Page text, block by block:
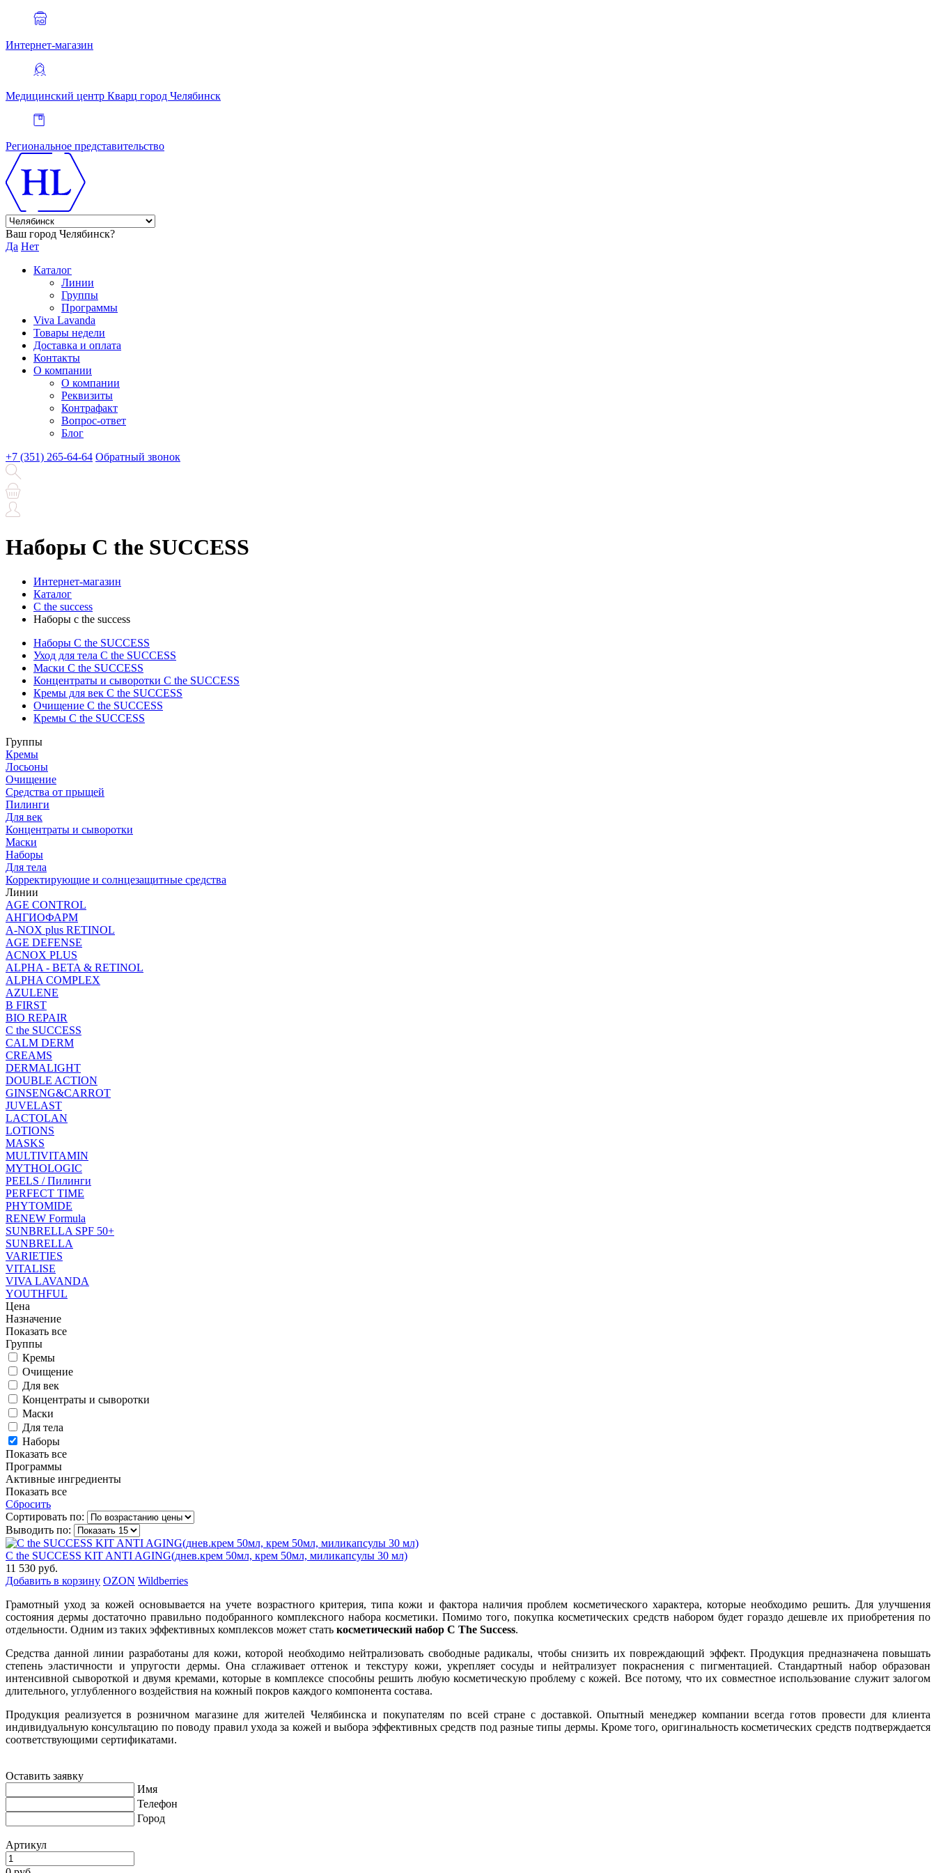
Интернет-магазин
Медицинский центр Кварц город Челябинск
Региональное представительство
Ваш город Челябинск?
Да Нет
Каталог
Линии
Группы
Программы
Viva Lavanda
Товары недели
Доставка и оплата
Контакты
О компании
О компании
Реквизиты
Контрафакт
Вопрос-ответ
Блог
+7 (351) 265-64-64 Обратный звонок
Наборы C the SUCCESS
Интернет-магазин
Каталог
C the success
Наборы c the success
Наборы C the SUCCESS
Уход для тела C the SUCCESS
Маски C the SUCCESS
Концентраты и сыворотки C the SUCCESS
Кремы для век C the SUCCESS
Очищение C the SUCCESS
Кремы C the SUCCESS
Группы
Кремы
Лосьоны
Очищение
Средства от прыщей
Пилинги
Для век
Концентраты и сыворотки
Маски
Наборы
Для тела
Корректирующие и солнцезащитные средства
Линии
AGE CONTROL
АНГИОФАРМ
A-NOX plus RETINOL
AGE DEFENSE
ACNOX PLUS
ALPHA - BETA & RETINOL
ALPHA COMPLEX
AZULENE
B FIRST
BIO REPAIR
C the SUCCESS
CALM DERM
CREAMS
DERMALIGHT
DOUBLE ACTION
GINSENG&CARROT
JUVELAST
LACTOLAN
LOTIONS
MASKS
MULTIVITAMIN
MYTHOLOGIC
PEELS / Пилинги
PERFECT TIME
PHYTOMIDE
RENEW Formula
SUNBRELLA SPF 50+
SUNBRELLA
VARIETIES
VITALISE
VIVA LAVANDA
YOUTHFUL
Цена
Назначение
Показать все
Группы
Кремы
Очищение
Для век
Концентраты и сыворотки
Маски
Для тела
Наборы
Показать все
Программы
Активные ингредиенты
Показать все
Сбросить
Сортировать по:
Выводить по:
C the SUCCESS KIT ANTI AGING(днев.крем 50мл, крем 50мл, миликапсулы 30 мл)
11 530 руб.
Добавить в корзину OZON Wildberries
Грамотный уход за кожей основывается на учете возрастного критерия, типа кожи и фактора наличия проблем косметического характера, которые необходимо решить. Для улучшения
состояния дермы достаточно правильно подобранного комплексного набора косметики. Помимо того, покупка косметических средств набором будет гораздо дешевле их приобретения по
отдельности. Одним из таких эффективных комплексов может стать косметический набор C The Success.
Средства данной линии разработаны для кожи, которой необходимо нейтрализовать свободные радикалы, чтобы снизить их повреждающий эффект. Продукция предназначена повышать
степень эластичности и упругости дермы. Она сглаживает оттенок и текстуру кожи, укрепляет сосуды и нейтрализует покраснения с пигментацией. Стандартный набор образован
интенсивной сывороткой и двумя кремами, которые в комплексе способны решить любую косметическую проблему с кожей. Все потому, что их совместное использование служит залогом
длительного, углубленного воздействия на кожный покров каждого компонента состава.
Продукция реализуется в розничном магазине для жителей Челябинска и покупателям по всей стране с доставкой. Опытный менеджер компании всегда готов провести для клиента
индивидуальную консультацию по поводу правил ухода за кожей и выбора эффективных средств под разные типы дермы. Кроме того, оригинальность косметических средств подтверждается
соответствующими сертификатами.
Оставить заявку
Имя
Телефон
Город
Артикул